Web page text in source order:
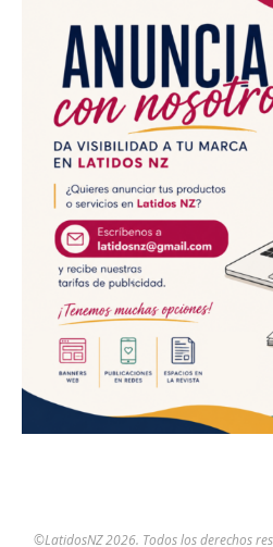
©LatidosNZ 2026. Todos los derechos